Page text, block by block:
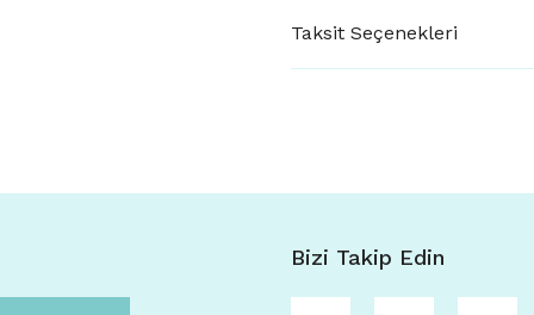
Taksit Seçenekleri
Bizi Takip Edin